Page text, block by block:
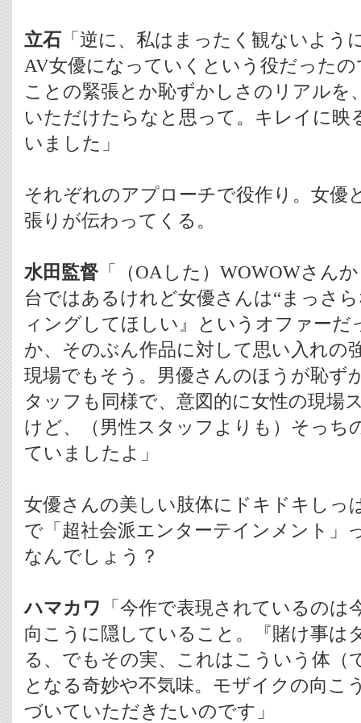
立石 「逆に、私はまったく観ないよう
AV女優になっていくという役だった
ことの緊張とか恥ずかしさのリアルを
いただけたらなと思って。キレイに映
いました」
それぞれのアプローチで役作り。女優
張りが伝わってくる。
水田監督「（OAした）WOWOWさん
台ではあるけれど女優さんは“まっさ
ィングしてほしい』というオファーだ
か、そのぶん作品に対して思い入れの
現場でもそう。男優さんのほうが恥ず
タッフも同様で、意図的に女性の現場
けど、（男性スタッフよりも）そっち
ていましたよ」
女優さんの美しい肢体にドキドキしっ
で「超社会派エンターテインメント」
なんでしょう？
ハマカワ
「今作で表現されているの
向こうに隠していること。『賭け事は
る、でもその実、これはこういう体（
となる奇妙や不気味。モザイクの向こ
づいていただきたいのです」